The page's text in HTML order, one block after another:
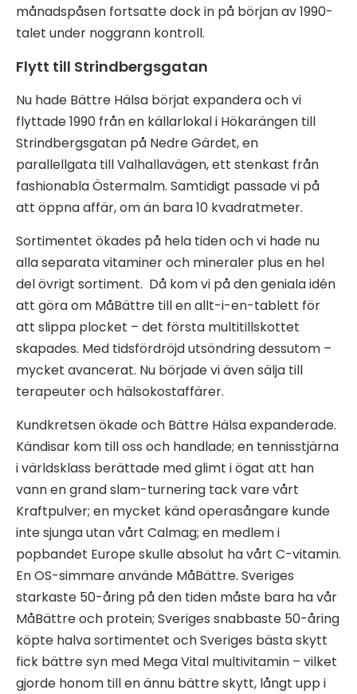
månadspåsen fortsatte dock in på början av 1990-
talet under noggrann kontroll.
Flytt till Strindbergsgatan
Nu hade Bättre Hälsa börjat expandera och vi
flyttade 1990 från en källarlokal i Hökarängen till
Strindbergsgatan på Nedre Gärdet, en
parallellgata till Valhallavägen, ett stenkast från
fashionabla Östermalm. Samtidigt passade vi på
att öppna affär, om än bara 10 kvadratmeter.
Sortimentet ökades på hela tiden och vi hade nu
alla separata vitaminer och mineraler plus en hel
del övrigt sortiment. Då kom vi på den geniala idén
att göra om MåBättre till en allt-i-en-tablett för
att slippa plocket – det första multitillskottet
skapades. Med tidsfördröjd utsöndring dessutom –
mycket avancerat. Nu började vi även sälja till
terapeuter och hälsokostaffärer.
Kundkretsen ökade och Bättre Hälsa expanderade.
Kändisar kom till oss och handlade; en tennisstjärna
i världsklass berättade med glimt i ögat att han
vann en grand slam-turnering tack vare vårt
Kraftpulver; en mycket känd operasångare kunde
inte sjunga utan vårt Calmag; en medlem i
popbandet Europe skulle absolut ha vårt C-vitamin.
En OS-simmare använde MåBättre. Sveriges
starkaste 50-åring på den tiden måste bara ha vår
MåBättre och protein; Sveriges snabbaste 50-åring
köpte halva sortimentet och Sveriges bästa skytt
fick bättre syn med Mega Vital multivitamin – vilket
gjorde honom till en ännu bättre skytt, långt upp i